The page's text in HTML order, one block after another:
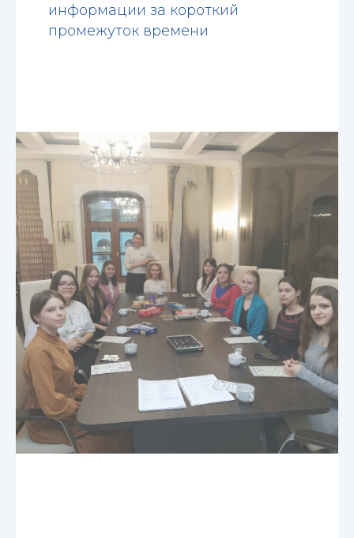
информации за короткий
промежуток времени